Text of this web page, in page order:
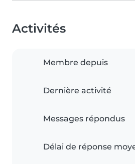
Activités
Membre depuis
Dernière activité
Messages répondus
Délai de réponse